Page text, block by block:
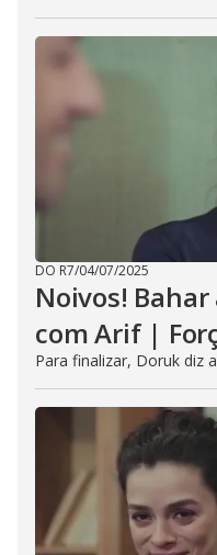
DO R7/04/07/2025
Noivos!
com Arif |
Para finalizar, Doruk diz